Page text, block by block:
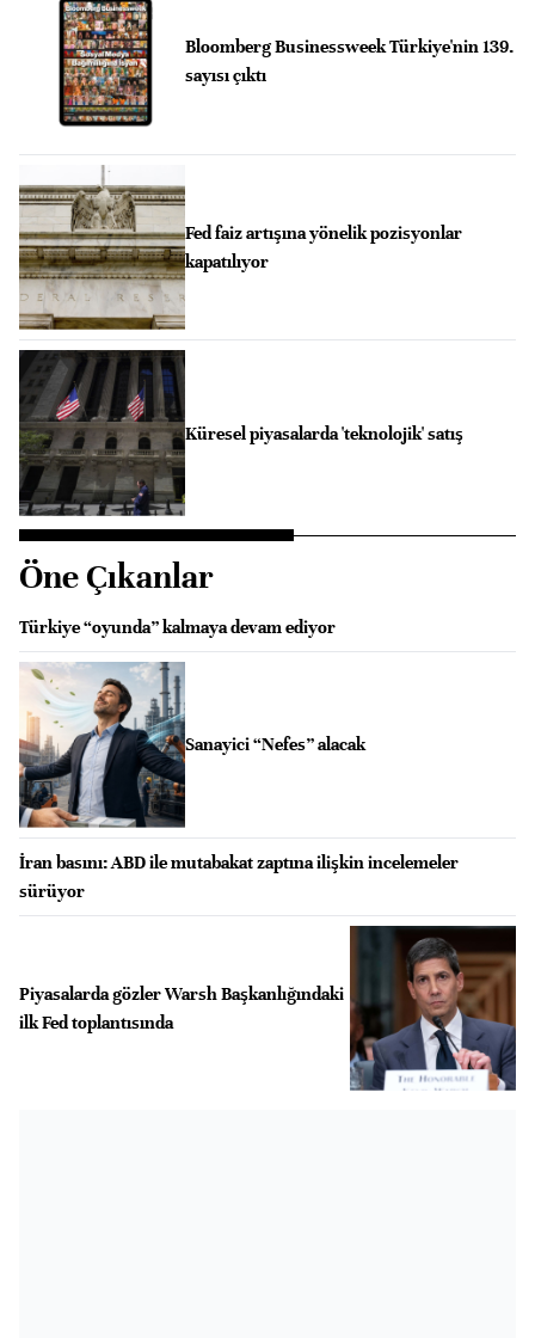
Bloomberg Businessweek Türkiye'nin 139.
sayısı çıktı
Fed faiz artışına yönelik pozisyonlar
kapatılıyor
Küresel piyasalarda 'teknolojik' satış
Öne Çıkanlar
Türkiye “oyunda” kalmaya devam ediyor
Sanayici “Nefes” alacak
İran basını: ABD ile mutabakat zaptına ilişkin incelemeler
sürüyor
Piyasalarda gözler Warsh Başkanlığındaki
ilk Fed toplantısında